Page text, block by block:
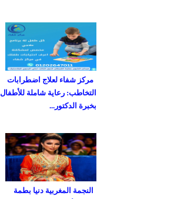
مركز شفاء لعلاج اضطرابات
التخاطب: رعاية شاملة للأطفال
بخبرة الدكتور...
النجمة المغربية دنيا بطمة